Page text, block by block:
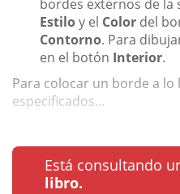
bordes externos de la
Estiloy el Color del
Contorno. Para
en el botón Interior.
Para colocar un borde a
especificados...
Está consultando
libro.